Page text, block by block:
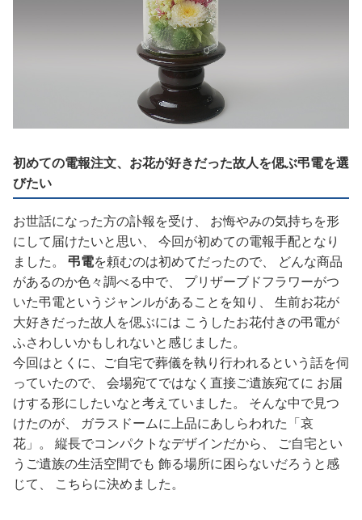
初めての電報注文、お花が好きだった故人を偲ぶ弔電を選
びたい
お世話になった方の訃報を受け、 お悔やみの気持ちを形
にして届けたいと思い、 今回が初めての電報手配となり
ました。 弔電を頼むのは初めてだったので、 どんな商品
があるのか色々調べる中で、 プリザーブドフラワーがつ
いた弔電というジャンルがあることを知り、 生前お花が
大好きだった故人を偲ぶには こうしたお花付きの弔電が
ふさわしいかもしれないと感じました。
今回はとくに、ご自宅で葬儀を執り行われるという話を伺
っていたので、 会場宛てではなく直接ご遺族宛てに お届
けする形にしたいなと考えていました。 そんな中で見つ
けたのが、 ガラスドームに上品にあしらわれた「哀
花」。 縦長でコンパクトなデザインだから、 ご自宅とい
うご遺族の生活空間でも 飾る場所に困らないだろうと感
じて、 こちらに決めました。